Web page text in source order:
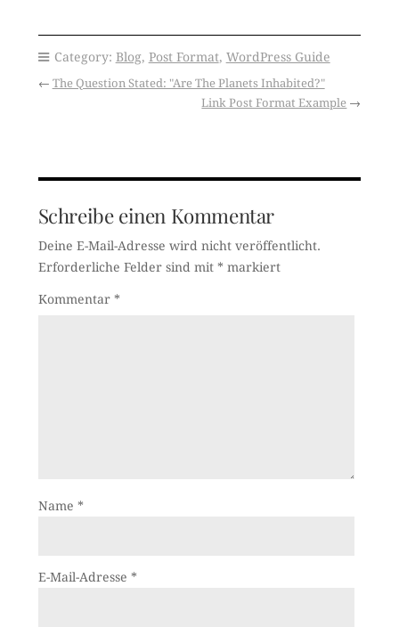
Category: Blog, Post Format, WordPress Guide
← The Question Stated: "Are The Planets Inhabited?"
Link Post Format Example →
Schreibe einen Kommentar
Deine E-Mail-Adresse wird nicht veröffentlicht.
Erforderliche Felder sind mit * markiert
Kommentar *
Name *
E-Mail-Adresse *